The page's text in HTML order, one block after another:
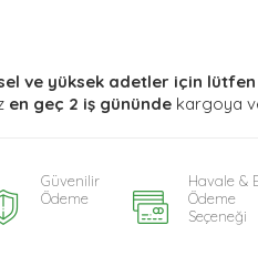
ve yüksek adetler için
en geç 2 iş gününde kargoya
Güvenilir
Ödeme
Havale &
Ödeme
Seçeneği